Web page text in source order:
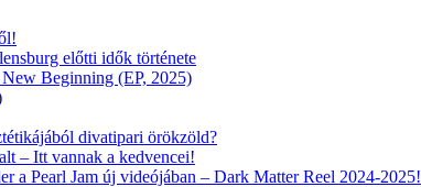
előtti idők története
Beginning (EP, 2025)
divatipari örökzöld?
– Itt vannak a kedvencei!
a Pearl Jam új videójában – Dark Matter Reel 2024-2025!